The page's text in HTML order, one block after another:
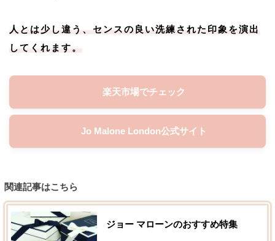
人とは少し違う、センスの良い洗練された印象を演出
してくれます。
楽天市場でチェック
Jo Malone London公式サイト
関連記事はこちら
ジョー マローンのおすすめ特集